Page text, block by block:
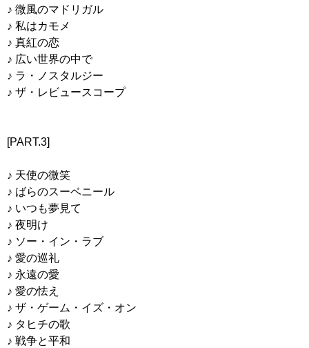
♪ 微風のマドリガル
♪ 私はカモメ
♪ 真紅の恋
♪ 広い世界の中で
♪ ラ・ノスタルジー
♪ ザ・レビュースコープ
[PART.3]
♪ 天使の微笑
♪ ばらのスーベニール
♪ いつも夢見て
♪ 夜明け
♪ ソー・イン・ラブ
♪ 愛の巡礼
♪ 永遠の愛
♪ 愛の怯え
♪ ザ・ゲーム・イズ・オン
♪ タヒチの歌
♪ 戦争と平和